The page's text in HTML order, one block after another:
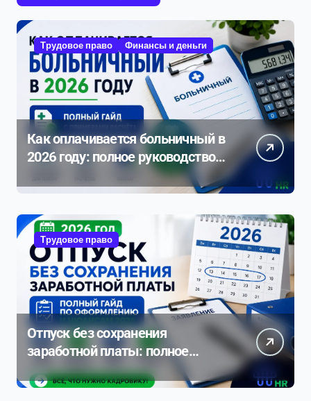
Трудовое право Финансы и деньги
Как оплачивается больничный в
2026 году: полное руководство с
Трудовое право
Отпуск без сохранения
заработной платы: полное
руководство по оформлению и
нюансам 2026